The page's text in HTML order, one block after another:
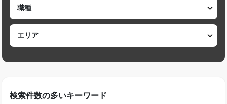
検索件数の多いキーワード